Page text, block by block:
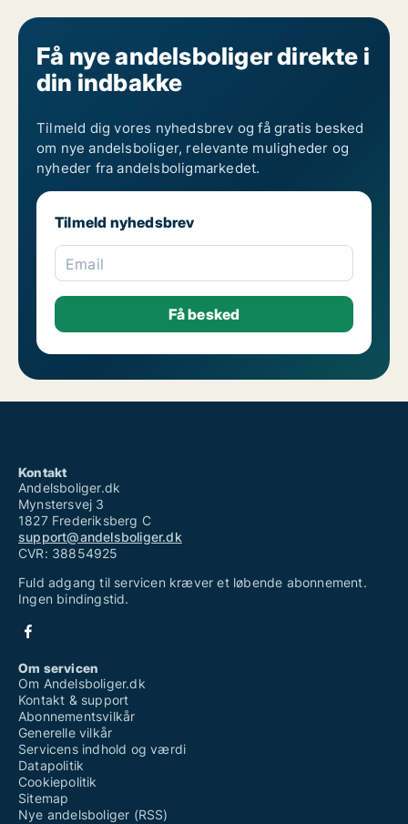
Få nye andelsboliger direkte i
din indbakke
Tilmeld dig vores nyhedsbrev og få gratis besked
om nye andelsboliger, relevante muligheder og
nyheder fra andelsboligmarkedet.
Tilmeld nyhedsbrev
Email
Kontakt
Andelsboliger.dk
Mynstersvej 3
1827 Frederiksberg C
support@andelsboliger.dk
CVR: 38854925
Fuld adgang til servicen kræver et løbende abonnement.
Ingen bindingstid.
Om servicen
Om Andelsboliger.dk
Kontakt & support
Abonnementsvilkår
Generelle vilkår
Servicens indhold og værdi
Datapolitik
Cookiepolitik
Sitemap
Nye andelsboliger (RSS)